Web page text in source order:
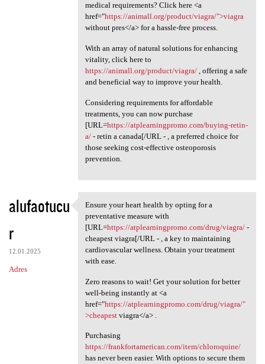
medical requirements? Click here <a
href="https://animall.org/product/viagra/">viagra
without pres</a> for a hassle-free process.
With an array of natural solutions for enhancing
vitality, click here to
https://animall.org/product/viagra/, offering a safe
and beneficial way to improve your health.
Considering requirements for affordable
treatments, you can now purchase
[URL=https://atplearningpromo.com/buying-retin-
a/- retin a canada[/URL - , a preferred choice for
those seeking cost-effective osteoporosis
prevention.
alufaotucu
r
12.01.2025
Adres
Ensure your heart health by
Ensure your heart health by opting for a
preventative measure with
[URL=https://atplearningpromo.com/drug/viagra/-
cheapest viagra[/URL - , a key to maintaining
cardiovascular wellness. Obtain your treatment
with ease.
Zero reasons to wait! Get your solution for better
well-being instantly at <a
href="https://atplearningpromo.com/drug/viagra/"
>cheapestviagra</a> .
Purchasing
https://frankfortamerican.com/item/chloroquine/
has never been easier. With options to secure them